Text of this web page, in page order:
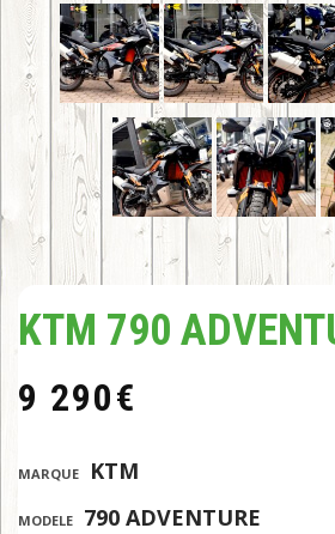
KTM 790
9 290€
MARQUE KTM
MODELE 790 ADVENTURE